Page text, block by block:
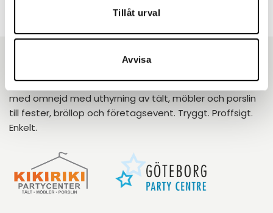
Tillåt urval
Avvisa
Sedan 1993 har vi hjälpt tusentals kunder i Göteborg
med omnejd med uthyrning av tält, möbler och porslin
till fester, bröllop och företagsevent. Tryggt. Proffsigt.
Enkelt.